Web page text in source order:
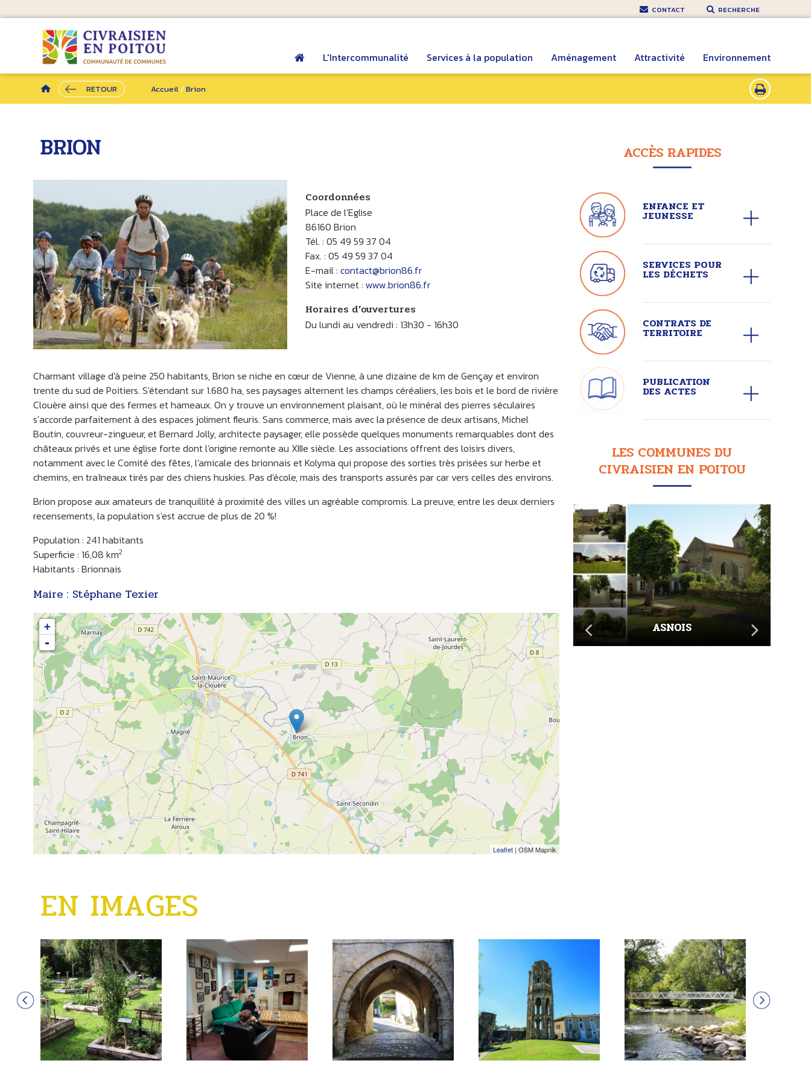
RECHERCHE
CONTACT
L'Intercommunalité Services à la population Aménagement Attractivité Environnement
RETOUR Accueil/Brion
BRION
Coordonnées
Place de l'Eglise
86160 Brion
Tél. : 05 49 59 37 04
Fax. : 05 49 59 37 04
E-mail : contact@brion86.fr
Site internet : www.brion86.fr
Horaires d’ouvertures
Du lundi au vendredi : 13h30 - 16h30
Charmant village d'à peine 250 habitants, Brion se niche en cœur de Vienne, à une dizaine de km de Gençay et environ
trente du sud de Poitiers. S'étendant sur 1.680 ha, ses paysages alternent les champs céréaliers, les bois et le bord de rivière
Clouère ainsi que des fermes et hameaux. On y trouve un environnement plaisant, où le minéral des pierres séculaires
s’accorde parfaitement à des espaces joliment fleuris. Sans commerce, mais avec la présence de deux artisans, Michel
Boutin, couvreur-zingueur, et Bernard Jolly, architecte paysager, elle possède quelques monuments remarquables dont des
châteaux privés et une église forte dont l'origine remonte au XIIIe siècle. Les associations offrent des loisirs divers,
notamment avec le Comité des fêtes, l'amicale des brionnais et Kolyma qui propose des sorties très prisées sur herbe et
chemins, en traîneaux tirés par des chiens huskies. Pas d'école, mais des transports assurés par car vers celles des environs.
Brion propose aux amateurs de tranquillité à proximité des villes un agréable compromis. La preuve, entre les deux derniers
recensements, la population s'est accrue de plus de 20 %!
Population : 241 habitants
Superficie : 16,08 km2
Habitants : Brionnais
Maire : Stéphane Texier
+
-
Leaflet| OSM Mapnik
ACCÈS RAPIDES
ENFANCE ET
JEUNESSE
SERVICES POUR
LES DÉCHETS
CONTRATS DE
TERRITOIRE
PUBLICATION
DES ACTES
LES COMMUNES DU
CIVRAISIEN EN POITOU
SOMMIÈRES DU CLAIN
BRION LINAZAY ASNOIS
EN IMAGES